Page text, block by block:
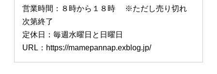
営業時間：８時から１８時 ※ただし売り切れ
次第終了
定休日：毎週水曜日と日曜日
URL：https://mamepannap.exblog.jp/